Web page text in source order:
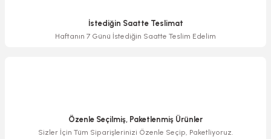
İstediğin Saatte Teslimat
Haftanın 7 Günü İstediğin Saatte Teslim Edelim
Özenle Seçilmiş, Paketlenmiş Ürünler
Sizler İçin Tüm Siparişlerinizi Özenle Seçip, Paketliyoruz.